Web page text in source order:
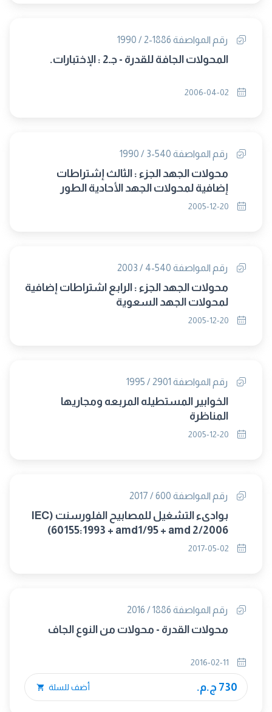
رقم المواصفة 1886-2 / 1990
المحولات الجافة للقدرة - جـ2 : الإختبارات.
رقم المواصفة 540-3 / 1990
محولات الجهد الجزء : الثالث إشتراطات
إضافية لمحولات الجهد الأحادية الطور
المستخدمة فى الوقاية
رقم المواصفة 540-4 / 2003
محولات الجهد الجزء : الرابع اشتراطات إضافية
لمحولات الجهد السعوية
رقم المواصفة 2901 / 1995
الخوابير المستطيله المربعه ومجاريها
المناظرة
رقم المواصفة 600 / 2017
بوادىء التشغيل للمصابيح الفلورسنت (IEC
60155:1993 + amd1/95 + amd 2/2006)
(متبناه)
رقم المواصفة 1886 / 2016
محولات القدرة - محولات من النوع الجاف
730 ج.م. أضف للسلة